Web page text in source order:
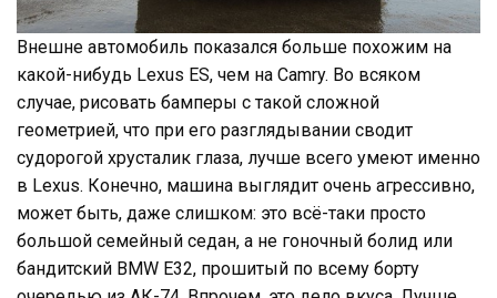
Внешне автомобиль показался больше похожим на
какой-нибудь Lexus ES, чем на Camry. Во всяком
случае, рисовать бамперы с такой сложной
геометрией, что при его разглядывании сводит
судорогой хрусталик глаза, лучше всего умеют именно
в Lexus. Конечно, машина выглядит очень агрессивно,
может быть, даже слишком: это всё-таки просто
большой семейный седан, а не гоночный болид или
бандитский BMW E32, прошитый по всему борту